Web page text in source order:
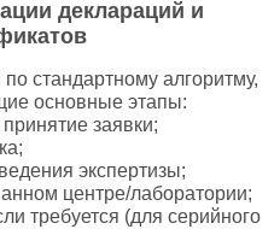
деклараций и
стандартному алгоритму,
основные этапы:
заявки;
экспертизы;
центре/лаборатории;
требуется (для серийного